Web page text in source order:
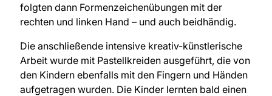
folgten dann Formenzeichenübungen mit der
rechten und linken Hand – und auch beidhändig.
Die anschließende intensive kreativ-künstlerische
Arbeit wurde mit Pastellkreiden ausgeführt, die von
den Kindern ebenfalls mit den Fingern und Händen
aufgetragen wurden. Die Kinder lernten bald einen